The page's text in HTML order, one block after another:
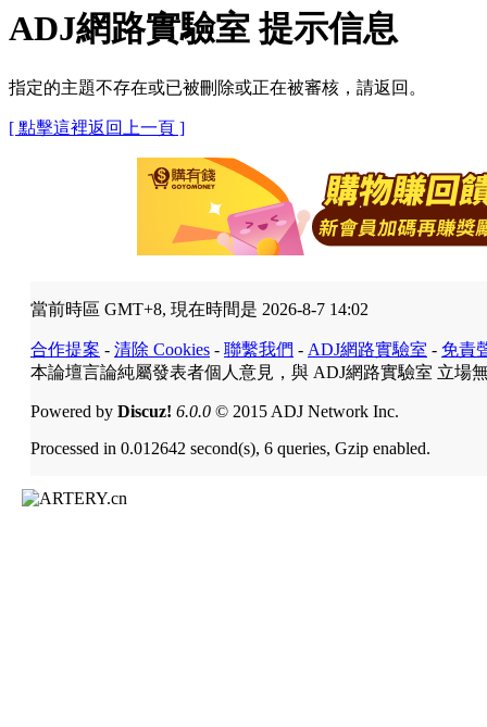
ADJ網路實驗室 提示信息
指定的主題不存在或已被刪除或正在被審核，請返回。
[ 點擊這裡返回上一頁 ]
當前時區 GMT+8, 現在時間是 2026-8-7 14:02
合作提案 - 清除 Cookies - 聯繫我們 - ADJ網路實驗室 - 免責
本論壇言論純屬發表者個人意見，與 ADJ網路實驗室 立場
Powered by Discuz! 6.0.0 © 2015 ADJ Network Inc.
Processed in 0.012642 second(s), 6 queries, Gzip enabled.